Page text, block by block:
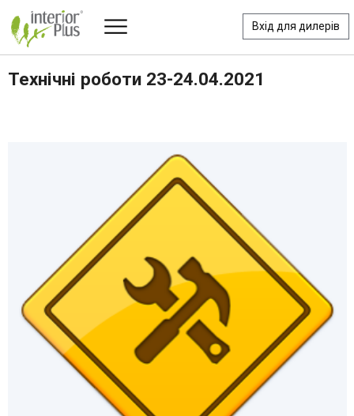
Вхід для дилерів
Технічні роботи 23-24.04.2021